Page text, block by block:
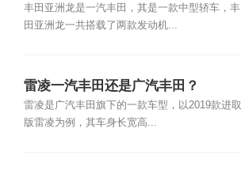
田？
丰田亚洲龙是一汽丰田，其是一款中型轿车，丰
田亚洲龙一共搭载了两款发动机...
雷凌一汽丰田还是广汽丰田？
雷凌是广汽丰田旗下的一款车型，以2019款进取
版雷凌为例，其车身长宽高...